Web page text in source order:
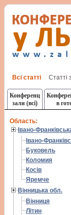
Всі статті Статті
Конференц
зали (всі)
в
Область:
Івано-
Івано-
Буковель
Коломия
Косів
Яремче
Вінницька обл.
Вінниця
Літин